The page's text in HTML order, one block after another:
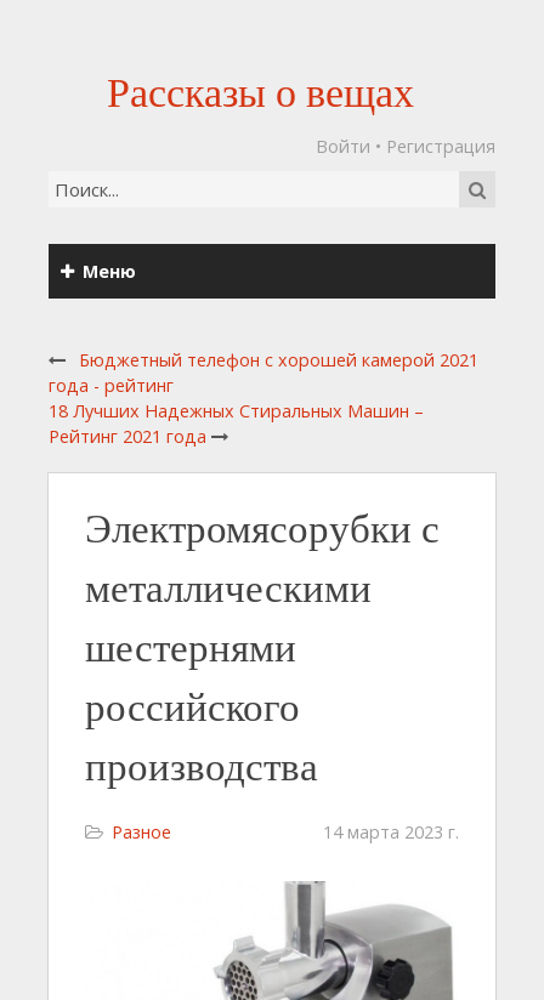
Рассказы о вещах
Войти • Регистрация
Меню
Бюджетный телефон с хорошей камерой 2021
года - рейтинг
18 Лучших Надежных Стиральных Машин –
Рейтинг 2021 года
Электромясорубки с
металлическими
шестернями
российского
производства
Разное 14 марта 2023 г.